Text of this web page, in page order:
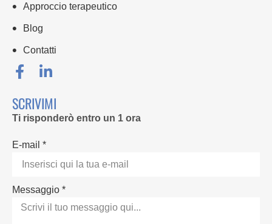
Approccio terapeutico
Blog
Contatti
SCRIVIMI
Ti risponderò entro un 1 ora
E-mail *
Messaggio *